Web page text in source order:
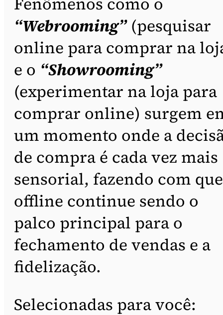
“Webrooming”(pesquisar
online para comprar na
e o “Showrooming”
(experimentar na loja para
comprar online) surgem
um momento onde a
de compra é cada vez mais
sensorial, fazendo com
offline continue sendo o
palco principal para o
fechamento de vendas e a
fidelização.
Selecionadas para você: